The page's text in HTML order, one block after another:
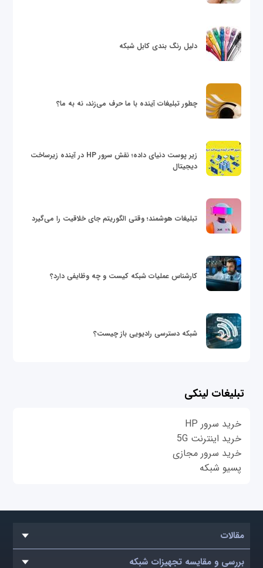
دلیل رنگ بندی کابل شبکه
چطور تبلیغات آینده با ما حرف می‌زند، نه به ما؟
زیر پوست دنیای داده؛ نقش سرور HP در آینده زیرساخت
دیجیتال
تبلیغات هوشمند؛ وقتی الگوریتم جای خلاقیت را می‌گیرد
کارشناس عملیات شبکه کیست و چه وظایفی دارد؟
شبکه دسترسی رادیویی باز چیست؟
تبلیغات لینکی
خرید سرور HP
خرید اینترنت 5G
خرید سرور مجازی
پسیو شبکه
مقالات
بررسی و مقایسه تجهیزات شبکه